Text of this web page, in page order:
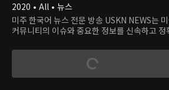
2020 • All • 뉴스
미주 한국어 뉴스 전문 방송 USKN NEWS는
커뮤니티의 이슈와 중요한 정보를 신속하고